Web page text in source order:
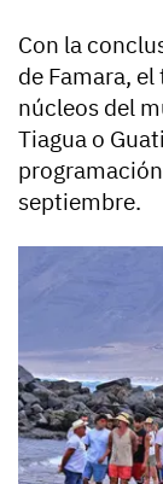
Con la
de Famara,
núcleos del
Tiagua o
septiembre.